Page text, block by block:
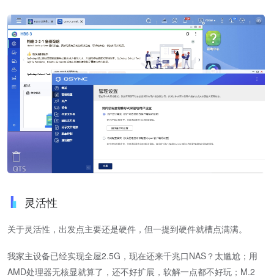
灵活性
关于灵活性，出发点主要还是硬件，但一提到硬件就槽点满满。
我家主设备已经实现全屋2.5G，现在还来千兆口NAS？太尴尬；用
AMD处理器无核显就算了，还不好扩展，软解一点都不好玩；M.2